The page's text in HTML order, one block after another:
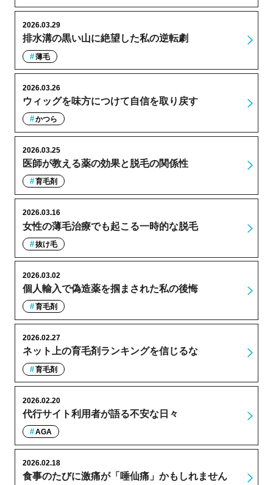
排水溝の黒い山に絶望した私の逆転劇
2026.03.29
薄毛
ウィッグを味方につけて自信を取り戻す
2026.03.26
かつら
医師が教える薬の効果と脱毛の関係性
2026.03.25
育毛剤
女性の薄毛治療でも起こる一時的な脱毛
2026.03.16
抜け毛
個人輸入で偽造薬を掴まされた私の後悔
2026.03.02
育毛剤
ネット上の育毛剤ランキングを信じるな
2026.02.27
育毛剤
代行サイト利用者が語る不安な日々
2026.02.20
AGA
食事のたびに激痛が「唾仙痛」かもしれません
2026.02.18